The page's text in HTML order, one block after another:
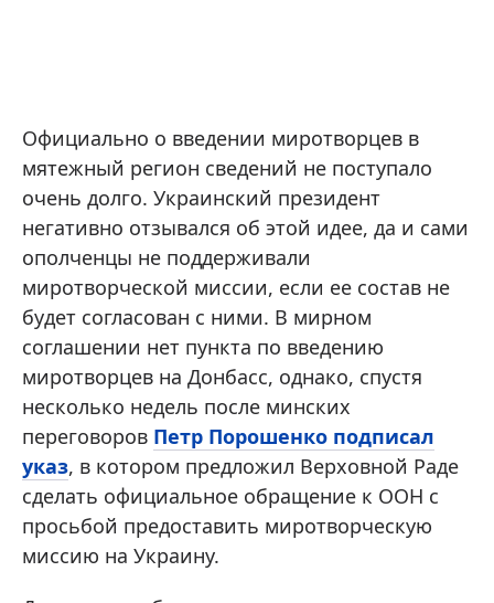
Официально о введении миротворцев в
мятежный регион сведений не поступало
очень долго. Украинский президент
негативно отзывался об этой идее, да и сами
ополченцы не поддерживали
миротворческой миссии, если ее состав не
будет согласован с ними. В мирном
соглашении нет пункта по введению
миротворцев на Донбасс, однако, спустя
несколько недель после минских
переговоров Петр Порошенко подписал
указ, в котором предложил Верховной Раде
сделать официальное обращение к ООН с
просьбой предоставить миротворческую
миссию на Украину.